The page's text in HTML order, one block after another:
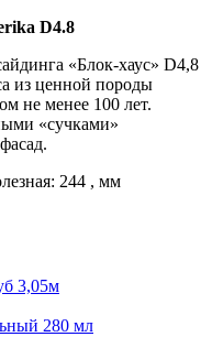
D4.8
«Блок-хаус» D4,8
из ценной породы
не менее 100 лет.
«сучками»
244 , мм
3,05м
280 мл